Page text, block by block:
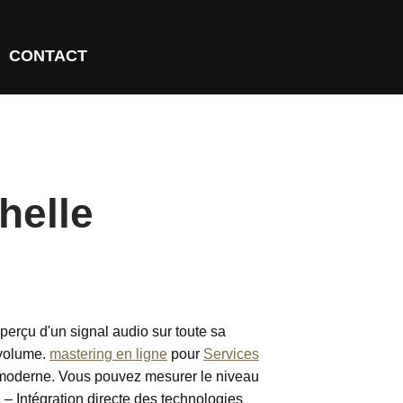
CONTACT
d'un signal audio sur toute sa
mastering en ligne pour Services
Vous pouvez mesurer le niveau
– Intégration directe des technologies